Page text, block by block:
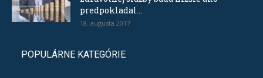
predpokladal...
18. augusta 2017
POPULÁRNE KATEGÓRIE